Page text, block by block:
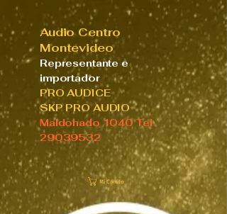
Audio Centro
Montevideo
Representante e
importador
PRO AUDICE
SKP PRO AUDIO
Maldonado 1040 Tel
29039532
Mi Carrito